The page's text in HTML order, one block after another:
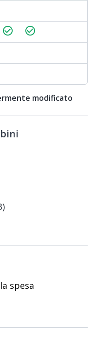
check_circle_outline check_circle_outline
modificato
spesa